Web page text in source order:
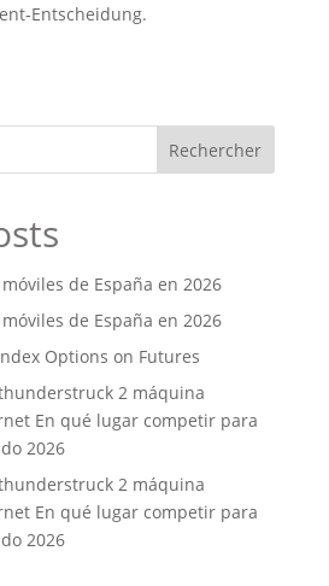
Rechercher
de España en 2026
de España en 2026
Options on Futures
2 máquina
En qué lugar competir para
2026
2 máquina
En qué lugar competir para
2026